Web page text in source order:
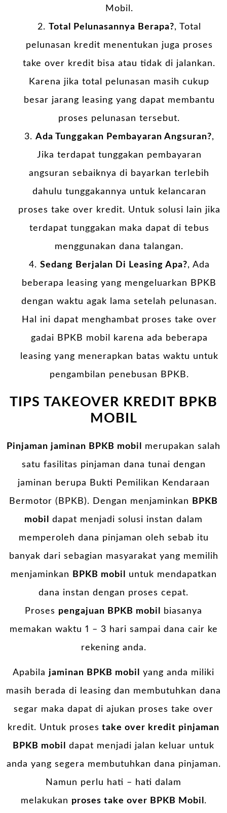
Mobil.
Total Pelunasannya Berapa?, Total
pelunasan kredit menentukan juga proses
take over kredit bisa atau tidak di jalankan.
Karena jika total pelunasan masih cukup
besar jarang leasing yang dapat membantu
proses pelunasan tersebut.
Ada Tunggakan Pembayaran Angsuran?,
Jika terdapat tunggakan pembayaran
angsuran sebaiknya di bayarkan terlebih
dahulu tunggakannya untuk kelancaran
proses take over kredit. Untuk solusi lain jika
terdapat tunggakan maka dapat di tebus
menggunakan dana talangan.
Sedang Berjalan Di Leasing Apa?, Ada
beberapa leasing yang mengeluarkan BPKB
dengan waktu agak lama setelah pelunasan.
Hal ini dapat menghambat proses take over
gadai BPKB mobil karena ada beberapa
leasing yang menerapkan batas waktu untuk
pengambilan penebusan BPKB.
TIPS TAKEOVER KREDIT BPKB
MOBIL
Pinjaman jaminan BPKB mobil
merupakan salah
satu fasilitas pinjaman dana tunai dengan
jaminan berupa Bukti Pemilikan Kendaraan
Bermotor (BPKB). Dengan menjaminkan
BPKB
mobil
dapat menjadi solusi instan dalam
memperoleh dana pinjaman oleh sebab itu
banyak dari sebagian masyarakat yang memilih
menjaminkan
BPKB mobil
untuk mendapatkan
dana instan dengan proses cepat.
Proses pengajuan BPKB mobil
biasanya
memakan waktu 1 – 3 hari sampai dana cair ke
rekening anda.
Apabila jaminan BPKB mobil
yang anda miliki
masih berada di leasing dan membutuhkan dana
segar maka dapat di ajukan proses take over
kredit. Untuk proses take over kredit pinjaman
BPKB mobil
dapat menjadi jalan keluar untuk
anda yang segera membutuhkan dana pinjaman.
Namun perlu hati – hati dalam
melakukan proses take over BPKB Mobil .